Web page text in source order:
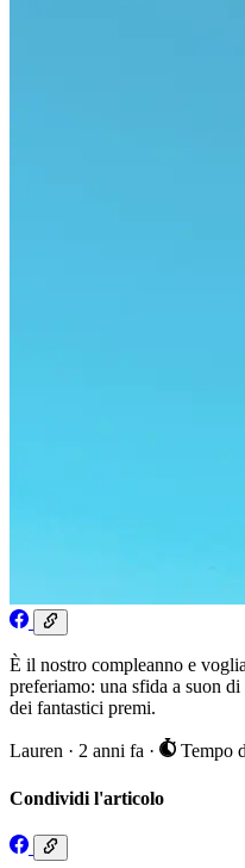
È il nostro compleanno e
preferiamo: una sfida a suon
dei fantastici premi.
Lauren · 2 anni fa · Tempo
Condividi l'articolo